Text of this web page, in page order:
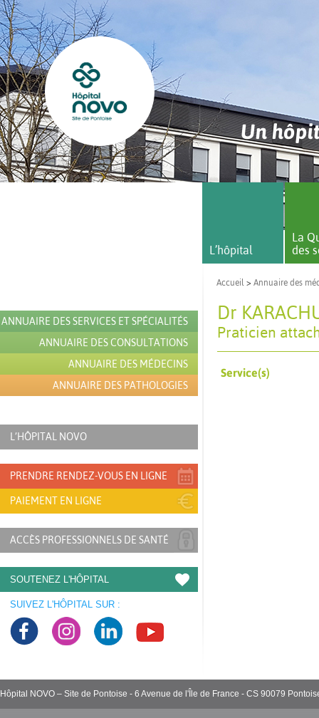
Un
ANNUAIRE DES SERVICES ET SPÉCIALITÉS
ANNUAIRE DES CONSULTATIONS
ANNUAIRE DES MÉDECINS
ANNUAIRE DES PATHOLOGIES
L’HÔPITAL NOVO
PRENDRE RENDEZ-VOUS EN LIGNE
PAIEMENT EN LIGNE
ACCÈS PROFESSIONNELS DE SANTÉ
SOUTENEZ L'HÔPITAL
SUIVEZ L'HÔPITAL SUR :
L’hôpital
La
des
Accueil > Annuaire des
Dr
Praticien
Service(s)
Hôpital NOVO – Site de Pontoise - 6 Avenue de l'Île de France - CS 90079